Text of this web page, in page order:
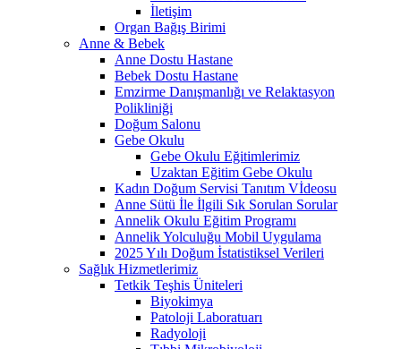
İletişim
Organ Bağış Birimi
Anne & Bebek
Anne Dostu Hastane
Bebek Dostu Hastane
Emzirme Danışmanlığı ve Relaktasyon
Polikliniği
Doğum Salonu
Gebe Okulu
Gebe Okulu Eğitimlerimiz
Uzaktan Eğitim Gebe Okulu
Kadın Doğum Servisi Tanıtım Vİdeosu
Anne Sütü İle İlgili Sık Sorulan Sorular
Annelik Okulu Eğitim Programı
Annelik Yolculuğu Mobil Uygulama
2025 Yılı Doğum İstatistiksel Verileri
Sağlık Hizmetlerimiz
Tetkik Teşhis Üniteleri
Biyokimya
Patoloji Laboratuarı
Radyoloji